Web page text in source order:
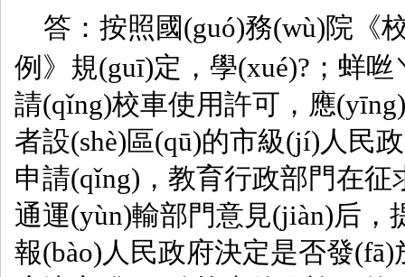
答：按照國(guó)務(wù)院《
例》規(guī)定，學(xué)?；蛘
請(qǐng)校車使用許可，應
者設(shè)區(qū)的市級(jí)人民
申請(qǐng)，教育行政部門在
通運(yùn)輸部門意見(jiàn)后，
報(bào)人民政府決定是否發(fā)放